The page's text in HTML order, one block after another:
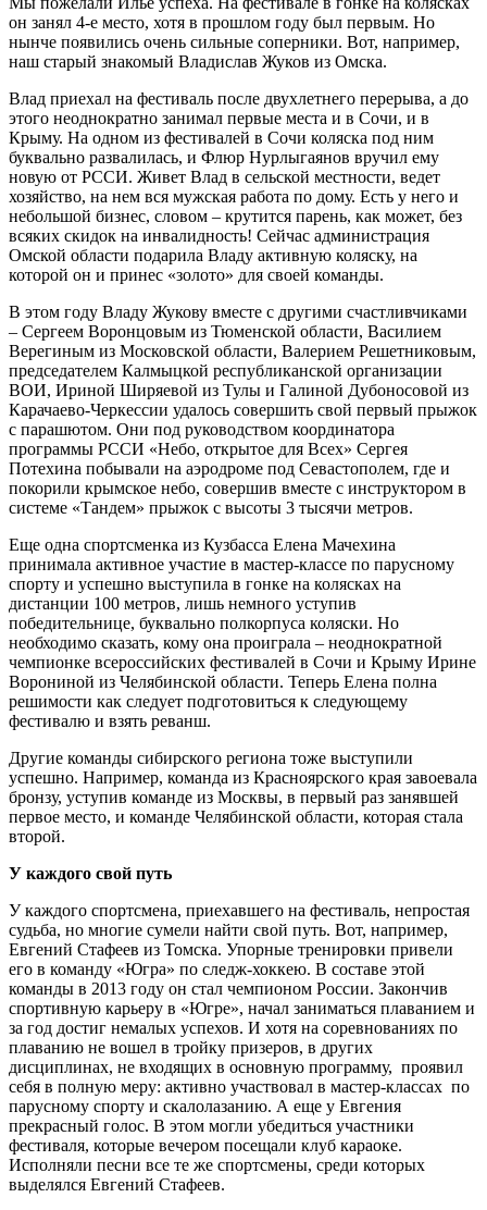
он занял 4-­е место, хотя в прошлом году был первым. Но
нынче появились очень сильные соперники. Вот, например,
наш старый знакомый Владислав Жуков из Омска.
Влад приехал на фестиваль после двухлетнего перерыва, а до
этого неоднократно занимал первые места и в Сочи, и в
Крыму. На одном из фестивалей в Сочи коляска под ним
буквально развалилась, и Флюр Нурлыгаянов вручил ему
новую от РССИ. Живет Влад в сельской местности, ведет
хозяйство, на нем вся мужская работа по дому. Есть у него и
небольшой бизнес, словом – крутится парень, как может, без
всяких скидок на инвалидность! Сейчас администрация
Омской области подарила Владу активную коляску, на
которой он и принес «золото» для своей команды.
В этом году Владу Жукову вместе с другими счастливчиками
– Сергеем Воронцовым из Тюменской области, Василием
Верегиным из Московской области, Валерием Решетниковым,
председателем Калмыцкой республиканской организации
ВОИ, Ириной Ширяевой из Тулы и Галиной Дубоносовой из
Карачаево-­Черкессии удалось совершить свой первый прыжок
с парашютом. Они под руководством координатора
программы РССИ «Небо, открытое для Всех» Сергея
Потехина побывали на аэродроме под Севастополем, где и
покорили крымское небо, совершив вместе с инструктором в
системе «Тандем» прыжок с высоты 3 тысячи метров.
Еще одна спортсменка из Кузбасса Елена Мачехина
принимала активное участие в мастер-­классе по парусному
спорту и успешно выступила в гонке на колясках на
дистанции 100 метров, лишь немного уступив
победительнице, буквально полкорпуса коляски. Но
необходимо сказать, кому она проиграла – неоднократной
чемпионке всероссийских фестивалей в Сочи и Крыму Ирине
Ворониной из Челябинской области. Теперь Елена полна
решимости как следует подготовиться к следующему
фестивалю и взять реванш.
Другие команды сибирского региона тоже выступили
успешно. Например, команда из Красноярского края завоевала
бронзу, уступив команде из Москвы, в первый раз занявшей
первое место, и команде Челябинской области, которая стала
второй.
У каждого свой путь
У каждого спортсмена, приехавшего на фестиваль, непростая
судьба, но многие сумели найти свой путь. Вот, например,
Евгений Стафеев из Томска. Упорные тренировки привели
его в команду «Югра» по следж-­хоккею. В составе этой
команды в 2013 году он стал чемпионом России. Закончив
спортивную карьеру в «Югре», начал заниматься плаванием и
за год достиг немалых успехов. И хотя на соревнованиях по
плаванию не вошел в тройку призеров, в других
дисциплинах, не входящих в основную программу, проявил
себя в полную меру: активно участвовал в мастер-­классах по
парусному спорту и скалолазанию. А еще у Евгения
прекрасный голос. В этом могли убедиться участники
фестиваля, которые вечером посещали клуб караоке.
Исполняли песни все те же спортсмены, среди которых
выделялся Евгений Стафеев.